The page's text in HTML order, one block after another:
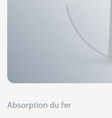
Absorption du fer